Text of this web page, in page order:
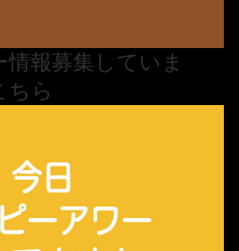
報募集していま
ちら